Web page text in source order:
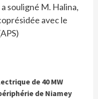
souligné M. Halina,
avec le
de 40 MW
de Niamey